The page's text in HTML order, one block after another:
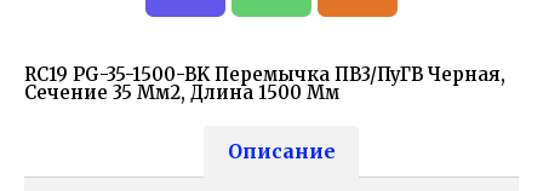
RC19 PG-35-1500-BK Перемычка ПВ3/ПуГВ Черная,
Сечение 35 Мм2, Длина 1500 Мм
Описание